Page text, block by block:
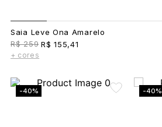
Saia Leve Ona Amarelo
R$ 259 R$ 155,41
+ cores
-40% -40%